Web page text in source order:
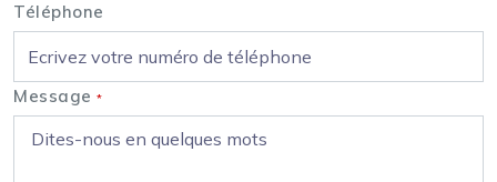
Téléphone
Message *